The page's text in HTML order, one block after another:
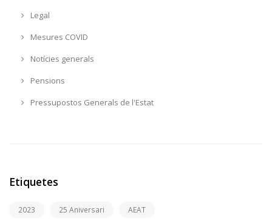
Legal
Mesures COVID
Notícies generals
Pensions
Pressupostos Generals de l'Estat
Etiquetes
2023 25 Aniversari AEAT